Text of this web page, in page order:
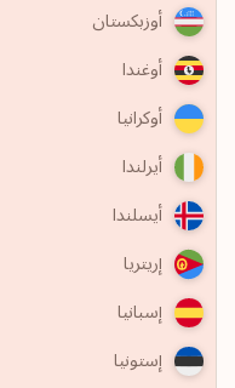
أوزبكستان
أوغندا
أوكرانيا
أيرلندا
أيسلندا
إريتريا
إسبانيا
إستونيا